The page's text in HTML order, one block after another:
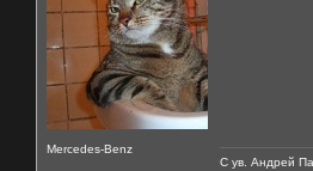
Mercedes-Benz
С ув. Андрей